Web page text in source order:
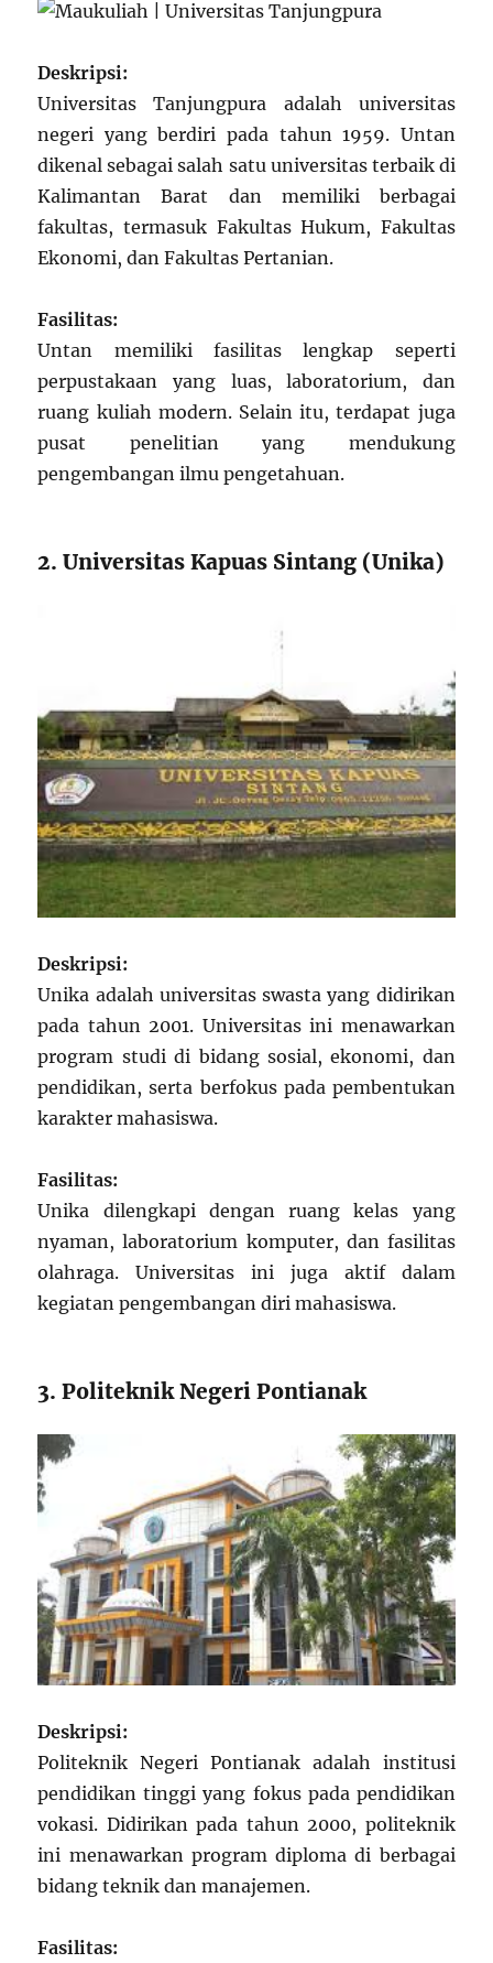
Deskripsi:
Universitas Tanjungpura adalah universitas
negeri yang berdiri pada tahun 1959. Untan
dikenal sebagai salah satu universitas terbaik di
Kalimantan Barat dan memiliki berbagai
fakultas, termasuk Fakultas Hukum, Fakultas
Ekonomi, dan Fakultas Pertanian.
Fasilitas:
Untan memiliki fasilitas lengkap seperti
perpustakaan yang luas, laboratorium, dan
ruang kuliah modern. Selain itu, terdapat juga
pusat penelitian yang mendukung
pengembangan ilmu pengetahuan.
2. Universitas Kapuas Sintang (Unika)
Deskripsi:
Unika adalah universitas swasta yang didirikan
pada tahun 2001. Universitas ini menawarkan
program studi di bidang sosial, ekonomi, dan
pendidikan, serta berfokus pada pembentukan
karakter mahasiswa.
Fasilitas:
Unika dilengkapi dengan ruang kelas yang
nyaman, laboratorium komputer, dan fasilitas
olahraga. Universitas ini juga aktif dalam
kegiatan pengembangan diri mahasiswa.
3. Politeknik Negeri Pontianak
Deskripsi:
Politeknik Negeri Pontianak adalah institusi
pendidikan tinggi yang fokus pada pendidikan
vokasi. Didirikan pada tahun 2000, politeknik
ini menawarkan program diploma di berbagai
bidang teknik dan manajemen.
Fasilitas: